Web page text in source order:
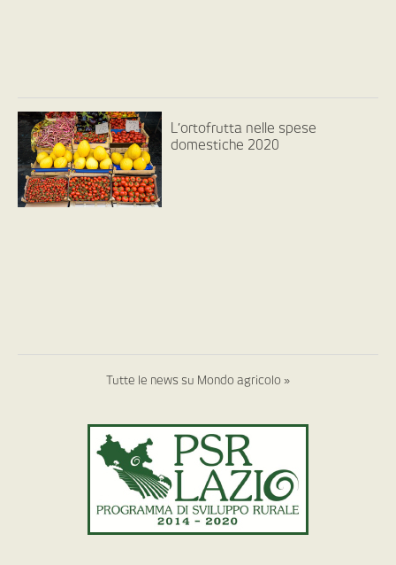
L’ortofrutta nelle spese
domestiche 2020
Tutte le news su Mondo agricolo »